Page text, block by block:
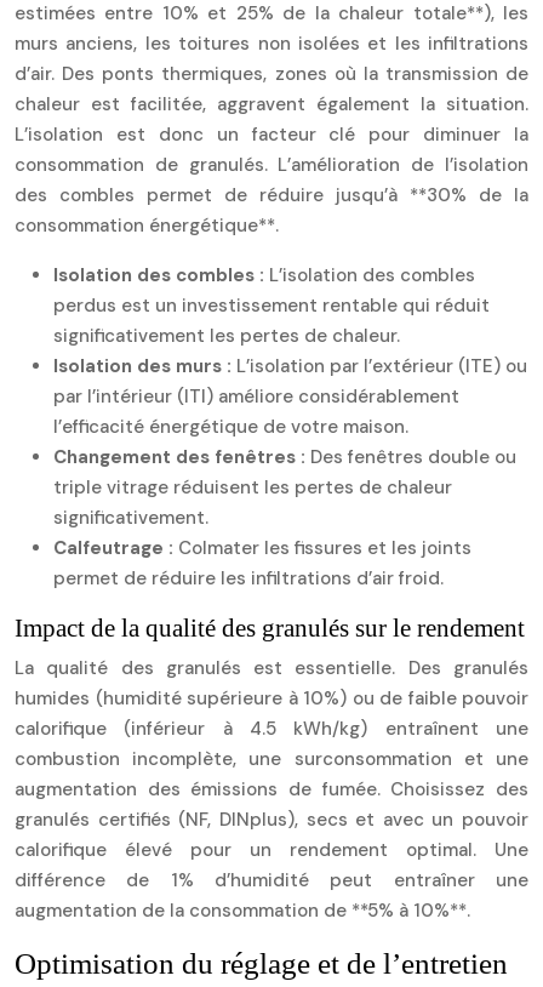
estimées entre 10% et 25% de la chaleur totale**), les
murs anciens, les toitures non isolées et les infiltrations
d’air. Des ponts thermiques, zones où la transmission de
chaleur est facilitée, aggravent également la situation.
L’isolation est donc un facteur clé pour diminuer la
consommation de granulés. L’amélioration de l’isolation
des combles permet de réduire jusqu’à **30% de la
consommation énergétique**.
Isolation des combles : L’isolation des combles
perdus est un investissement rentable qui réduit
significativement les pertes de chaleur.
Isolation des murs : L’isolation par l’extérieur (ITE) ou
par l’intérieur (ITI) améliore considérablement
l’efficacité énergétique de votre maison.
Changement des fenêtres : Des fenêtres double ou
triple vitrage réduisent les pertes de chaleur
significativement.
Calfeutrage : Colmater les fissures et les joints
permet de réduire les infiltrations d’air froid.
Impact de la qualité des granulés sur le rendement
La qualité des granulés est essentielle. Des granulés
humides (humidité supérieure à 10%) ou de faible pouvoir
calorifique (inférieur à 4.5 kWh/kg) entraînent une
combustion incomplète, une surconsommation et une
augmentation des émissions de fumée. Choisissez des
granulés certifiés (NF, DINplus), secs et avec un pouvoir
calorifique élevé pour un rendement optimal. Une
différence de 1% d’humidité peut entraîner une
augmentation de la consommation de **5% à 10%**.
Optimisation du réglage et de l’entretien